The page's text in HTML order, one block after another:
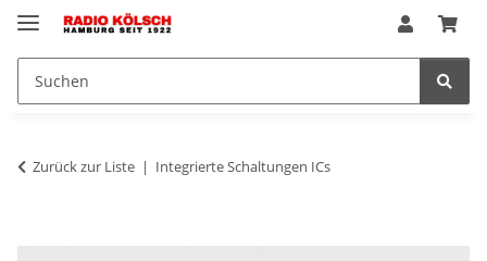
Zurück zur Liste Integrierte Schaltungen ICs